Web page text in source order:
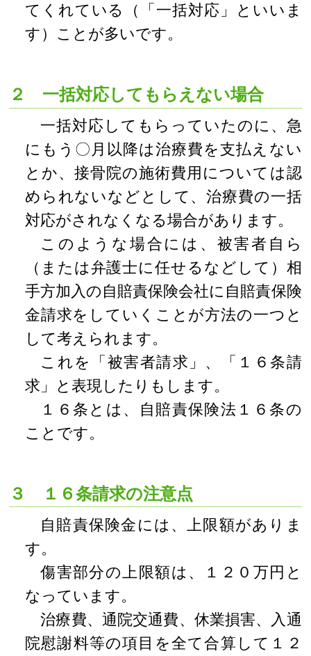
てくれている（「一括対応」といいま
す）ことが多いです。
２ 一括対応してもらえない場合
一括対応してもらっていたのに、急
にもう〇月以降は治療費を支払えない
とか、接骨院の施術費用については認
められないなどとして、治療費の一括
対応がされなくなる場合があります。
このような場合には、被害者自ら
（または弁護士に任せるなどして）相
手方加入の自賠責保険会社に自賠責保険
金請求をしていくことが方法の一つと
して考えられます。
これを「被害者請求」、「１６条請
求」と表現したりもします。
１６条とは、自賠責保険法１６条の
ことです。
３ １６条請求の注意点
自賠責保険金には、上限額がありま
す。
傷害部分の上限額は、１２０万円と
なっています。
治療費、通院交通費、休業損害、入通
院慰謝料等の項目を全て合算して１２